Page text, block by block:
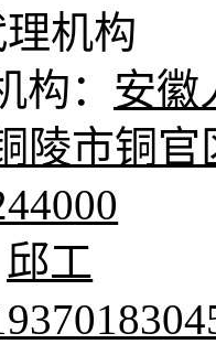
机构
构： 安徽
陵市铜官
邱工